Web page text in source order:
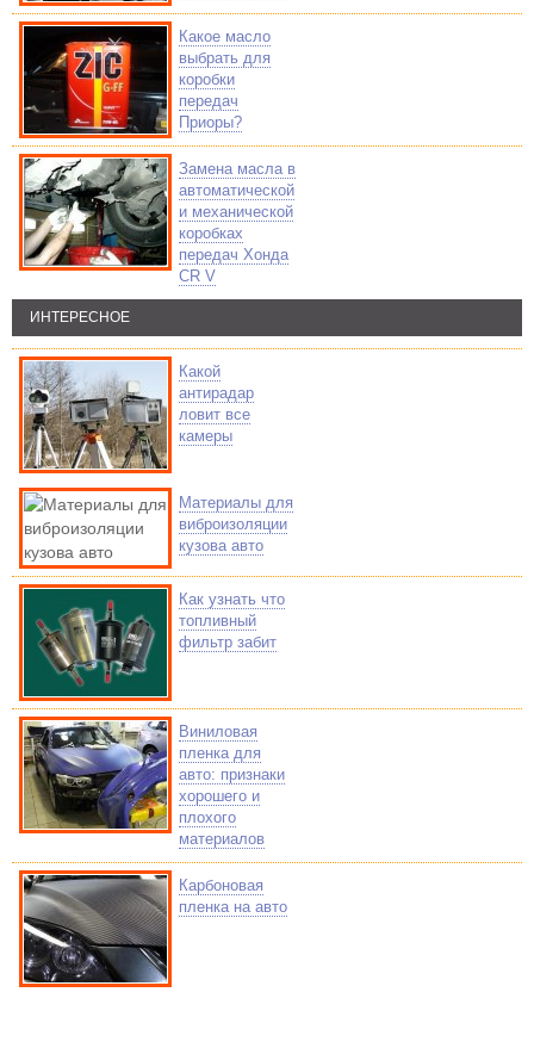
Какое масло
выбрать для
коробки
передач
Приоры?
Замена масла в
автоматической
и механической
коробках
передач Хонда
CR V
ИНТЕРЕСНОЕ
Какой
антирадар
ловит все
камеры
Материалы для
виброизоляции
кузова авто
Как узнать что
топливный
фильтр забит
Виниловая
пленка для
авто: признаки
хорошего и
плохого
материалов
Карбоновая
пленка на авто